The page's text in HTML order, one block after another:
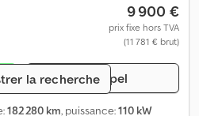
9 900 €
prix fixe hors TVA
(11 781 € brut)
Appel
182 280 km, puissance:110 kW
la recherche